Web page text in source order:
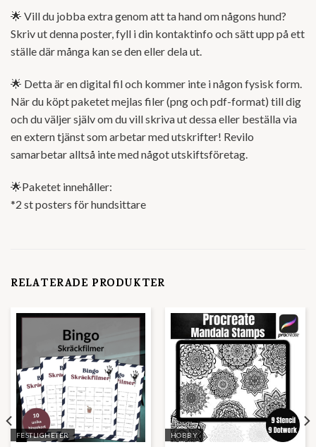
🌟 Vill du jobba extra genom att ta hand om någons hund?
Skriv ut denna poster, fyll i din kontaktinfo och sätt upp på ett
ställe där många kan se den eller dela ut.
🌟 Detta är en digital fil och kommer inte i någon fysisk form.
När du köpt paketet mejlas filer (png och pdf-format) till dig
och du väljer själv om du vill skriva ut dessa eller beställa via
en extern tjänst som arbetar med utskrifter! Revilo
samarbetar alltså inte med något utskiftsföretag.
🌟Paketet innehåller:
*2 st posters för hundsittare
RELATERADE PRODUKTER
FESTLIGHETER HOBBY